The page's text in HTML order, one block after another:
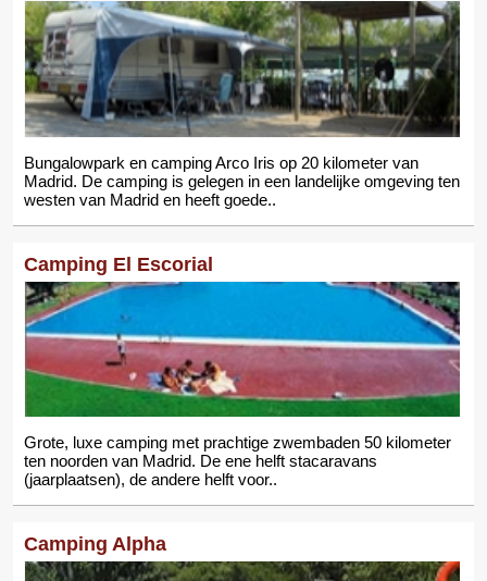
Bungalowpark en camping Arco Iris op 20 kilometer van
Madrid. De camping is gelegen in een landelijke omgeving ten
westen van Madrid en heeft goede..
Camping El Escorial
Grote, luxe camping met prachtige zwembaden 50 kilometer
ten noorden van Madrid. De ene helft stacaravans
(jaarplaatsen), de andere helft voor..
Camping Alpha